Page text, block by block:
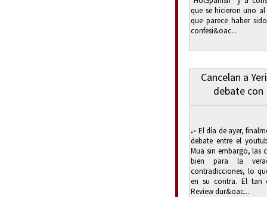
que se hicieron uno
que parece haber
confesi&oac...
Cancelan a
debate con
.- El día de ayer,
debate entre el
Mua sin embargo, las
bien para la
contradicciones, lo
en su contra. El tan
Review dur&oac...